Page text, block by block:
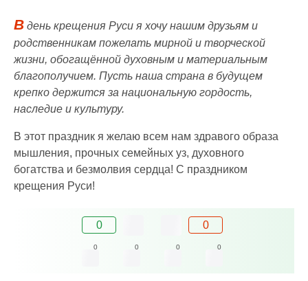
В день крещения Руси я хочу нашим друзьям и
родственникам пожелать мирной и творческой
жизни, обогащённой духовным и материальным
благополучием. Пусть наша страна в будущем
крепко держится за национальную гордость,
наследие и культуру.
В этот праздник я желаю всем нам здравого образа
мышления, прочных семейных уз, духовного
богатства и безмолвия сердца! С праздником
крещения Руси!
0 0
0 0 0 0